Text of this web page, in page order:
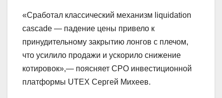
«Сработал классический механизм liquidation
cascade — падение цены привело к
принудительному закрытию лонгов с плечом,
что усилило продажи и ускорило снижение
котировок»,— поясняет СРО инвестиционной
платформы UTEX Сергей Михеев.